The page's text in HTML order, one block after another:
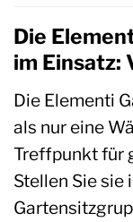
Die
im Einsatz:
Die Elementi
als nur eine
Treffpunkt für
Stellen Sie sie